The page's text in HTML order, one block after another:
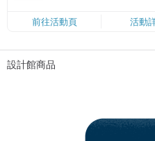
卡」結帳）
前往活動頁 活動
設計館商品